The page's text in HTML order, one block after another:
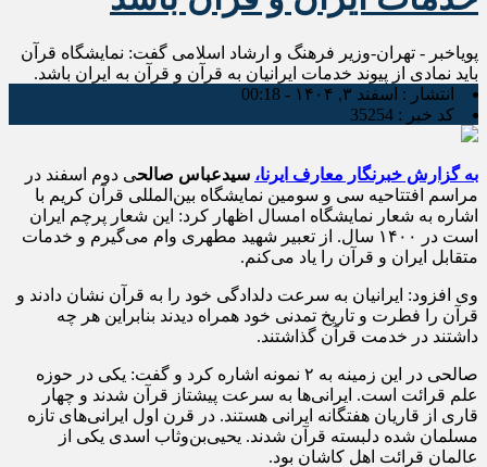
پویاخبر - تهران-وزیر فرهنگ و ارشاد اسلامی گفت: نمایشگاه قرآن
باید نمادی از پیوند خدمات ایرانیان به قرآن و قرآن به ایران باشد.
انتشار : اسفند ۳, ۱۴۰۴ - 00:18
کد خبر : 35254
به گزارش خبرنگار معارف ایرنا، سیدعباس صالحی دوم اسفند در
مراسم افتتاحیه سی و سومین نمایشگاه بین‌المللی قرآن کریم با
اشاره به شعار نمایشگاه امسال اظهار کرد: این شعار پرچم ایران
است در ۱۴۰۰ سال. از تعبیر شهید مطهری وام می‌گیرم و خدمات
متقابل ایران و قرآن را یاد می‌کنم.
وی افزود: ایرانیان به سرعت دلدادگی خود را به قرآن نشان دادند و
قرآن را فطرت و تاریخ تمدنی خود همراه دیدند بنابراین هر چه
داشتند در خدمت قرآن گذاشتند.
صالحی در این زمینه به ۲ نمونه اشاره کرد و گفت: یکی در حوزه
علم قرائت است. ایرانی‌ها به سرعت پیشتاز قرآن شدند و چهار
قاری از قاریان هفتگانه ایرانی هستند. در قرن اول ایرانی‌های تازه
مسلمان شده دلبسته قرآن شدند. یحیی‌بن‌وثاب اسدی یکی از
عالمان قرائت اهل کاشان بود.